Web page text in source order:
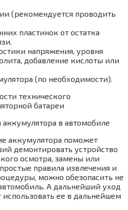
(рекомендуется проводить
пластинок от остатка
напряжения, уровня
добавление кислоты или
(по необходимости).
технического
батареи
аккумулятора поможет
демонтировать устройство
осмотра, замены или
правила извлечения и
можно обезопасить не
А дальнейший уход
использовать ее в дальнейшем